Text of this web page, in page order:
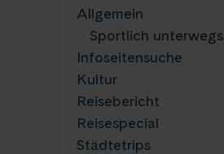
Allgemein
Sportlich unterwegs
Infoseitensuche
Kultur
Reisebericht
Reisespecial
Städtetrips